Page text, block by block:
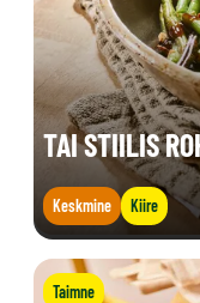
TAI STIILIS
Keskmine Kiire
Taimne